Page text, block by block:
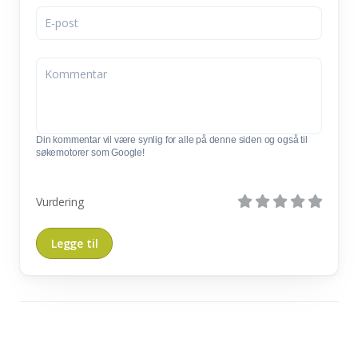
Din kommentar vil være synlig for alle på denne siden og også til
søkemotorer som Google!
Vurdering